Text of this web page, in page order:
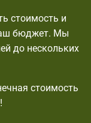
стоимость и
бюджет. Мы
до нескольких
стоимость